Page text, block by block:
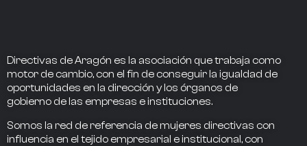
Directivas de Aragón es la asociación que trabaja como
motor de cambio, con el fin de conseguir la igualdad de
oportunidades en la dirección y los órganos de
gobierno de las empresas e instituciones.
Somos la red de referencia de mujeres directivas con
influencia en el tejido empresarial e institucional, con